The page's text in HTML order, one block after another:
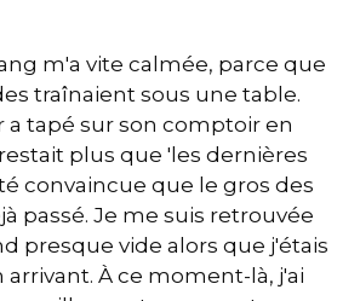
m'a vite calmée, parce que
traînaient sous une table.
tapé sur son comptoir en
plus que 'les dernières
convaincue que le gros des
passé. Je me suis retrouvée
presque vide alors que j'étais
À ce moment-là, j'ai